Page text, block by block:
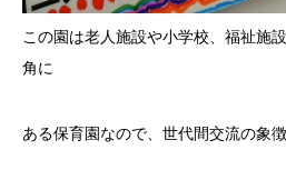
この園は老人施設や小学校、福祉施
角に
ある保育園なので、世代間交流の象徴